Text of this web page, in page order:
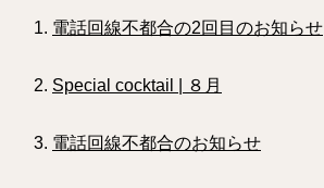
電話回線不都合の2回目のお知らせ
Special cocktail | ８月
電話回線不都合のお知らせ